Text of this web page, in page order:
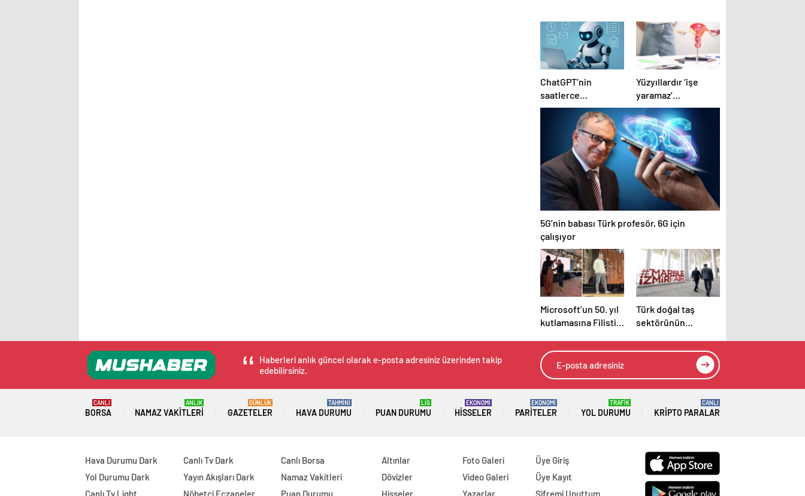
ChatGPT’nin
saatlerce
çalışmanıza gerek
bırakmayan yeni
ücretsiz aracı…
Nasıl etkinleştirilir?
Yüzyıllardır ‘işe
yaramaz’
sanılıyordu… Kadın
üreme sisteminde
kilit rol oynayabilir
5G’nin babası Türk profesör, 6G için
çalışıyor
Microsoft’un 50. yıl
kutlamasına Filistin
vurdu: Elinizde kan
var
Türk doğal taş
sektörünün
başlıyor
Haberleri anlık güncel olarak e-posta adresiniz üzerinden takip
edebilirsiniz.
BORSA
CANLI
NAMAZ VAKITLERI
ANLIK
GAZETELER
GÜNLÜK
HAVA DURUMU
TAHMİNİ
PUAN DURUMU
LİG
HISSELER
EKONOMİ
PARITELER
EKONOMİ
YOL DURUMU
TRAFİK
KRIPTO PARALAR
CANLI
Hava Durumu Dark
Yol Durumu Dark
Canlı Tv Light
Canlı Tv Dark
Yayın Akışları Dark
Nöbetçi Eczaneler
Canlı Borsa
Namaz Vakitleri
Puan Durumu
Altınlar
Dövizler
Hisseler
Foto Galeri
Video Galeri
Yazarlar
Üye Giriş
Üye Kayıt
Şifremi Unuttum